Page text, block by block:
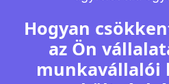
Hogyan
az Ön
munkavállalói